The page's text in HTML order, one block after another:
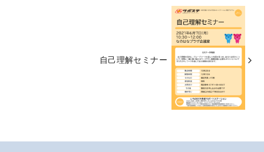
自己理解セミナー